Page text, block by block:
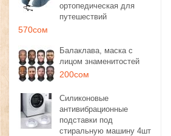
ортопедическая для
путешествий
570сом
Балаклава, маска с
лицом знаменитостей
200сом
Силиконовые
антивибрационные
подставки под
стиральную машину 4шт